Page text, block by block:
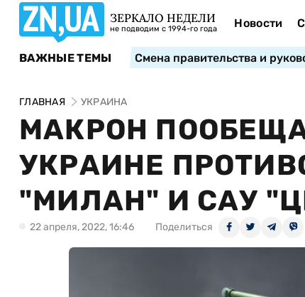
ЗЕРКАЛО НЕДЕЛИ
не подводим с 1994-го года Новости
ВАЖНЫЕ ТЕМЫ Смена правительства и
ГЛАВНАЯ УКРАИНА
МАКРОН
УКРАИНЕ
"МИЛАН" И САУ
22 апреля, 2022, 16:46 Поделиться